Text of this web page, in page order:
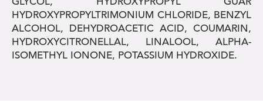
HYDROXYPROPYLTRIMONIUM CHLORIDE, BENZYL
ALCOHOL, DEHYDROACETIC ACID, COUMARIN,
HYDROXYCITRONELLAL, LINALOOL, ALPHA-
ISOMETHYL IONONE, POTASSIUM HYDROXIDE.